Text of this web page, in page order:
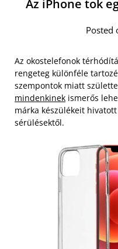
Az iPhone tok
Posted
Az okostelefonok
rengeteg különféle
szempontok miatt
mindenkinek ismerős
márka készülékeit
sérülésektől.